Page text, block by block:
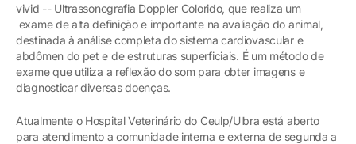
vivid -- Ultrassonografia Doppler Colorido, que realiza um
exame de alta definição e importante na avaliação do animal,
destinada à análise completa do sistema cardiovascular e
abdômen do pet e de estruturas superficiais. É um método de
exame que utiliza a reflexão do som para obter imagens e
diagnosticar diversas doenças.
Atualmente o Hospital Veterinário do Ceulp/Ulbra está aberto
para atendimento a comunidade interna e externa de segunda a